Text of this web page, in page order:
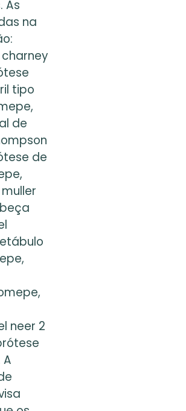
As
na
tipo
de
de
neer 2
A